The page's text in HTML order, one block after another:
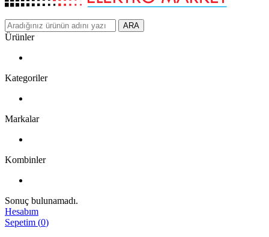
ARA
Ürünler
Kategoriler
Markalar
Kombinler
Sonuç bulunamadı.
Hesabım
Sepetim (0)